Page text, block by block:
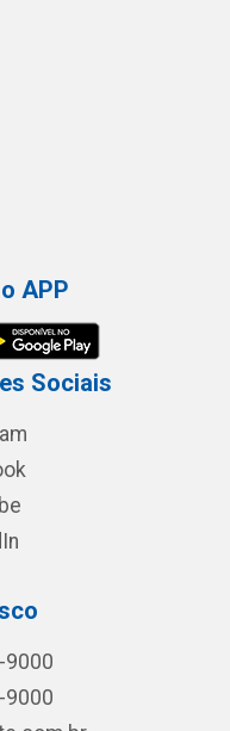
APP
Sociais
9000
9000